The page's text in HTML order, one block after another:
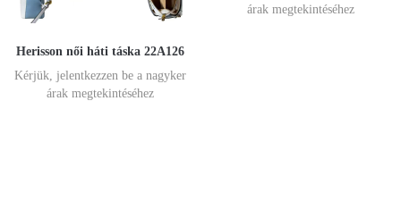
Herisson női háti táska 22A126
Kérjük, jelentkezzen be a nagyker
árak megtekintéséhez
árak megtekintéséhez